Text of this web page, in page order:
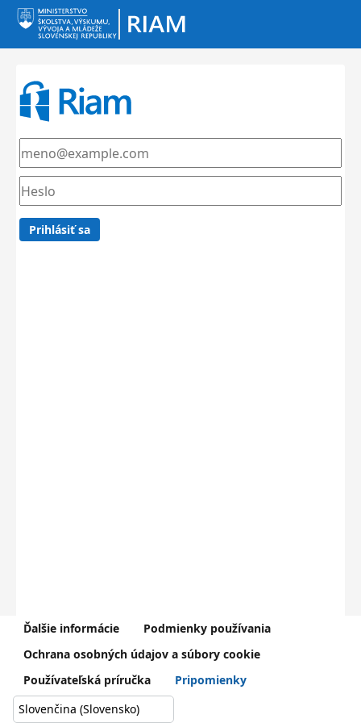
Prihlásiť sa
V prípade problémov kontaktujte Centrum podpory používateľov
dátového centra rezortu školstva (0800 138 033,
helpdesk@iedu.sk
Ďalšie informácie
Podmienky používania
Ochrana osobných údajov a súbory cookie
Používateľská príručka
Pripomienky